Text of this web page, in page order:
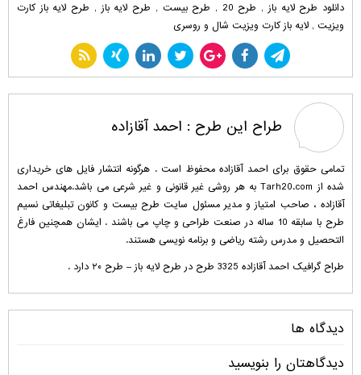
دانلود طرح لایه باز , طرح 20 , طرح بیست , طرح لایه باز , طرح لایه باز کارت
ویزیت , لایه باز کارت ویزیت شال و روسری
طراح این طرح : احمد آقازاده
تمامی حقوق برای احمد آقازاده محفوظ است . هرگونه انتشار فایل های خریداری
شده از Tarh20.com به هر روشی غیر قانونی و غیر شرعی می باشد.مهندس احمد
آقازاده ، صاحب امتیاز و مدیر مسئول سایت طرح بیست و کانون تبلیغاتی نسیم
طرح با سابقه 10 ساله در صنعت طراحی و چاپ می باشند . ایشان همچنین فارغ
التحصیل و مدرس رشته ریاضی و برنامه نویسی هستند.
طراح گرافیک احمد آقازاده 3325 طرح در طرح لایه باز – طرح ۲۰ دارد .
دیدگاه ها
دیدگاهتان را بنویسید